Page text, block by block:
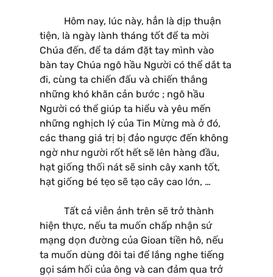
Hôm nay, lúc này, hẳn là dịp thuận
tiện, là ngày lành tháng tốt để ta mời
Chúa đến, để ta dám đặt tay mình vào
bàn tay Chúa ngõ hầu Người có thể dắt ta
đi, cùng ta chiến đấu và chiến thắng
những khó khăn cản bước ; ngõ hầu
Người có thể giúp ta hiểu và yêu mến
những nghịch lý của Tin Mừng mà ở đó,
các thang giá trị bị đảo ngược đến không
ngờ như người rốt hết sẽ lên hàng đầu,
hạt giống thối nát sẽ sinh cây xanh tốt,
hạt giống bé tẹo sẽ tạo cây cao lớn, …
Tất cả viễn ảnh trên sẽ trở thành
hiện thực, nếu ta muốn chấp nhận sứ
mạng dọn đường của Gioan tiền hô, nếu
ta muốn dùng đôi tai để lắng nghe tiếng
gọi sám hối của ông và can đảm qua trở